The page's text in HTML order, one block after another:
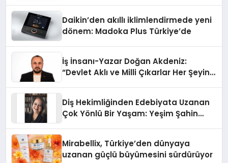
Daikin’den akıllı iklimlendirmede yeni
dönem: Madoka Plus Türkiye’de
İş İnsanı-Yazar Doğan Akdeniz:
“Devlet Aklı ve Milli Çıkarlar Her Şeyin
Diş Hekimliğinden Edebiyata Uzanan
Çok Yönlü Bir Yaşam: Yeşim Şahin
Mirabellix, Türkiye’den dünyaya
uzanan güçlü büyümesini sürdürüyor